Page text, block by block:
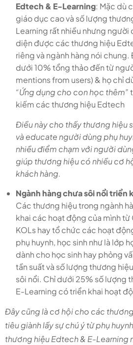
Edtech & E-Learning: Mặc dù
giáo dục cao và số lượng
Learning rất nhiều nhưng người
diện được các thương hiệu
riêng và ngành hàng nói
dưới 10% tổng thảo đến từ
mentions from users) & họ chỉ
“Ứng dụng cho con học thêm”
kiếm các thương hiệu Edtech
Điều này cho thấy thương hiệu
và educate người dùng phụ
nhiều điểm chạm với người
giúp thương hiệu có nhiều cơ
khách hàng.
Ngành hàng chưa sôi nổi triển
Các thương hiệu trong ngành
khai các hoạt động của mình từ
KOLs hay tổ chức các hoạt
phụ huynh, học sinh như là lớp
dành cho học sinh hay phỏng
tần suất và số lượng thương
sôi nổi. Chỉ dưới 25% số lượng
E-Learning có triển khai hoạt
Đây cũng là cơ hội cho các
tiêu giành lấy sự chú ý từ phụ
thương hiệu Edtech & E-Learning